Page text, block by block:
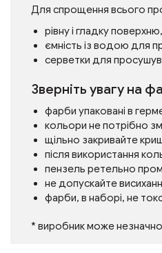
Для спрощення всього
рівну і гладку
ємність із водою для
серветки для
Зверніть увагу на
фарби упаковані в
кольори не потрібно
щільно закривайте
після використання
пензель ретельно
не допускайте
фарби, в наборі, не
* виробник може